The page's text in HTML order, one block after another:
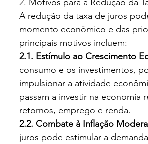
A redução da taxa de juros
momento econômico e das
principais motivos incluem:
2.1. Estímulo ao Crescimento
consumo e os investimentos,
impulsionar a atividade
passam a investir na
retornos, emprego e renda.
2.2. Combate à Inflação
juros pode estimular a